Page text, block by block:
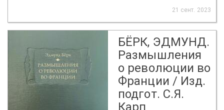
21 сент. 2023
БЁРК, ЭДМУНД.
Размышления
о революции во
Франции / Изд.
подгот. С.Я.
Карп